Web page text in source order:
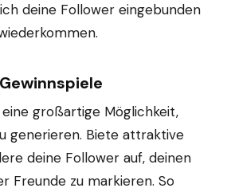
deine Follower eingebunden
großartige Möglichkeit,
generieren. Biete attraktive
deine Follower auf, deinen
Freunde zu markieren. So